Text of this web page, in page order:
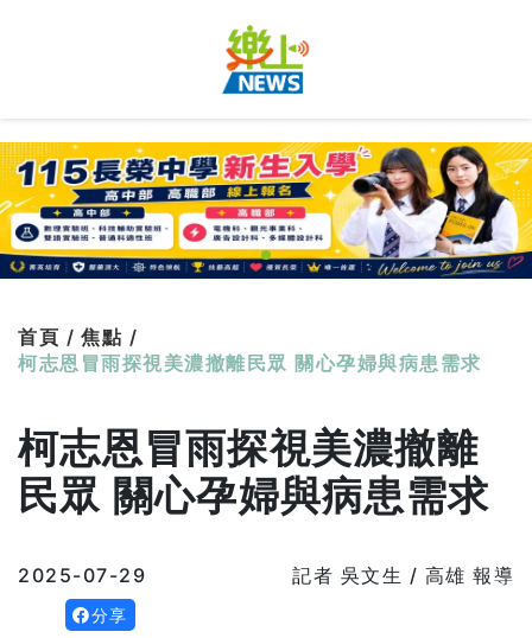
首頁 / 焦點 /
柯志恩冒雨探視美濃撤離民眾 關心孕婦與病患需求
柯志恩冒雨探視美濃撤離
民眾 關心孕婦與病患需求
2025-07-29 記者 吳文生 / 高雄 報導
分享